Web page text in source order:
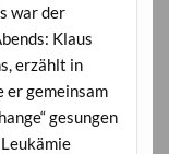
war der
Klaus
erzählt in
er gemeinsam
gesungen